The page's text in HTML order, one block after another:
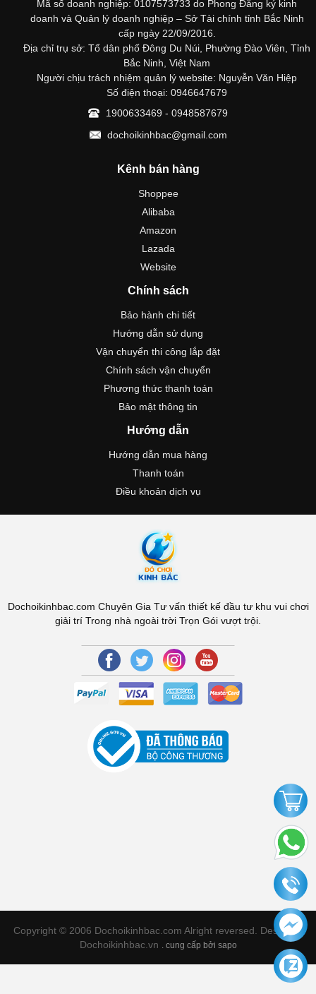
Mã số doanh nghiệp: 0107573733 do Phong Đăng ký kinh
doanh và Quản lý doanh nghiệp – Sở Tài chính tỉnh Bắc Ninh
cấp ngày 22/09/2016.
Địa chỉ trụ sở: Tổ dân phố Đông Du Núi, Phường Đào Viên, Tỉnh
Bắc Ninh, Việt Nam
Người chịu trách nhiệm quản lý website: Nguyễn Văn Hiệp
Số điện thoại: 0946647679
1900633469 - 0948587679
dochoikinhbac@gmail.com
Kênh bán hàng
Shoppee
Alibaba
Amazon
Lazada
Website
Chính sách
Bảo hành chi tiết
Hướng dẫn sử dụng
Vận chuyển thi công lắp đặt
Chính sách vận chuyển
Phương thức thanh toán
Bảo mật thông tin
Hướng dẫn
Hướng dẫn mua hàng
Thanh toán
Điều khoản dịch vụ
Dochoikinhbac.com Chuyên Gia Tư vấn thiết kế đầu tư khu vui chơi
giải trí Trong nhà ngoài trời Trọn Gói vượt trội.
Copyright © 2006 Dochoikinhbac.com Alright reversed. Designed
Dochoikinhbac.vn . cung cấp bởi sapo